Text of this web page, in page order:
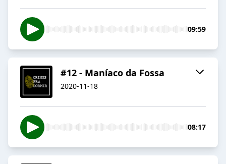
09:59
#12 - Maníaco da Fossa
2020-11-18
08:17